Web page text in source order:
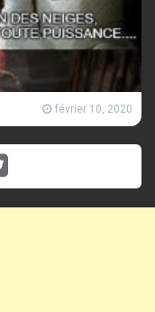
février 10, 2020